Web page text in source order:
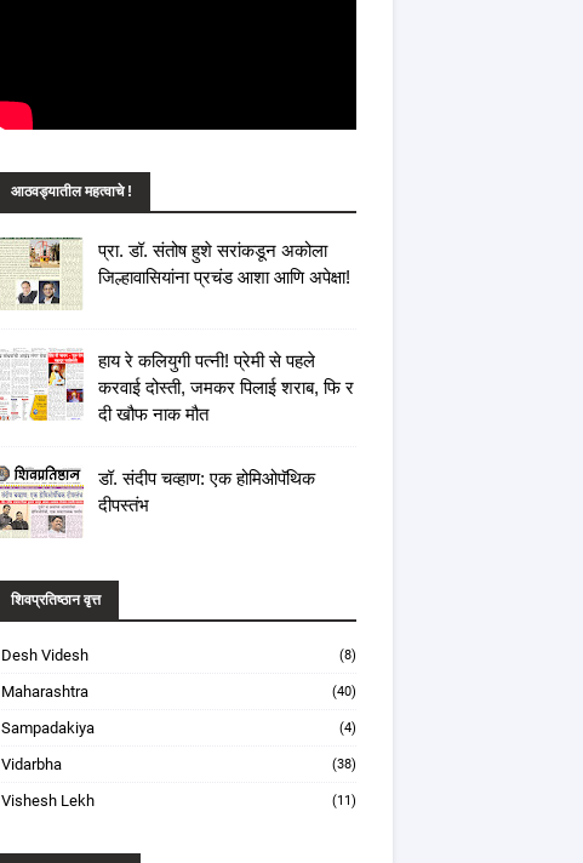
आठवड्यातील महत्वाचे !
प्रा. डॉ. संतोष हुशे सरांकडून अकोला
जिल्हावासियांना प्रचंड आशा आणि अपेक्षा!
हाय रे कलियुगी पत्नी! प्रेमी से पहले
करवाई दोस्ती, जमकर पिलाई शराब, फि र
दी खौफ नाक मौत
डॉ. संदीप चव्हाण: एक होमिओपॅथिक
दीपस्तंभ
शिवप्रतिष्ठान वृत्त
Desh Videsh (8)
Maharashtra (40)
Sampadakiya (4)
Vidarbha (38)
Vishesh Lekh (11)